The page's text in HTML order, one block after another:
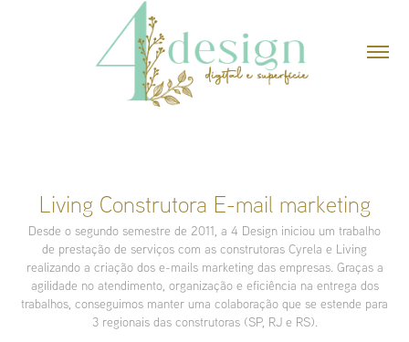
Living Construtora E-mail marketing
Desde o segundo semestre de 2011, a 4 Design iniciou um trabalho
de prestação de serviços com as construtoras Cyrela e Living
realizando a criação dos e-mails marketing das empresas. Graças a
agilidade no atendimento, organização e eficiência na entrega dos
trabalhos, conseguimos manter uma colaboração que se estende para
3 regionais das construtoras (SP, RJ e RS).